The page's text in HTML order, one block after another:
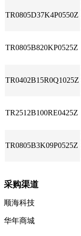
TR0805D37K4P0550Z
TR0805B820KP0525Z
TR0402B15R0Q1025Z
TR2512B100RE0425Z
TR0805B3K09P0525Z
采购渠道
顺海科技
华年商城